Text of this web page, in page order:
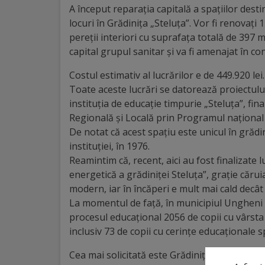
Distincții
Cetățeni
onoare
Deținători
titlului
„Merite
pentru
Ungheni”
A început reparația capitală a spațiilor
locuri în Grădinița „Steluța”. Vor fi
pereții interiori cu suprafața totală de 397
capital grupul sanitar și va fi amenajat în
Costul estimativ al lucrărilor e de 449.920 lei.
Toate aceste lucrări se datorează
instituția de educație timpurie „Steluța”,
Regională și Locală prin Programul
De notat că acest spațiu este unicul în
instituției, în 1976.
Reamintim că, recent, aici au fost
energetică a grădiniței Steluța”, grație
modern, iar în încăperi e mult mai cald
La momentul de față, în municipiul
procesul educațional 2056 de copii cu
inclusiv 73 de copii cu cerințe educaționale
Cea mai solicitată este Grădinița „Steluța”,